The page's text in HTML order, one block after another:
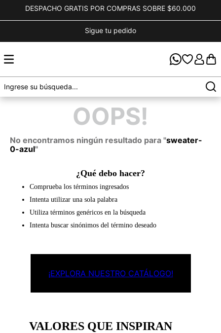
DESPACHO GRATIS POR COMPRAS SOBRE $60.000
Sigue tu pedido
OOPS!
No encontramos ningún resultado para "sweater-
0-azul"
¿Qué debo hacer?
Comprueba los términos ingresados
Intenta utilizar una sola palabra
Utiliza términos genéricos en la búsqueda
Intenta buscar sinónimos del término deseado
¡EXPLORA NUESTRO CATÁLOGO!
VALORES QUE INSPIRAN